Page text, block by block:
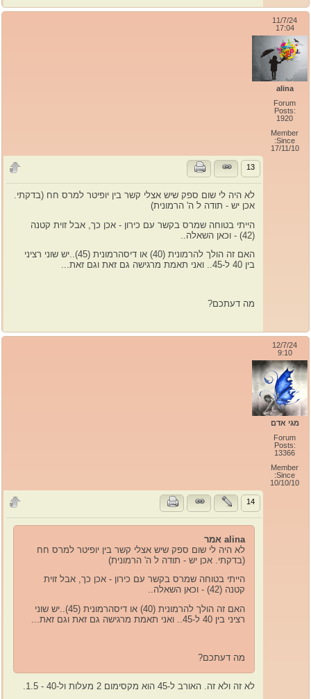
11/7/24
17:04
alina
Forum
Posts:
1920
Member
Since:
17/11/10
13
לא היה לי שום ספק שיש אצלי קשר בין יופיטר למרס חח (בדקתי.
אכן יש - תודה ל ה' הרמונית)
הייתי בטוחה שמרס בקשר עם כירון - אכן כך, אבל זוית קטנה
(42) - וכאן השאלה..
האם זה הולך להרמונית (40) או דיסהרמונית (45)..יש שוני רציני
בין 40 ל-45.. ואני תאמת מרגישה גם זאת וגם זאת...
מה דעתכם?
12/7/24
9:10
מגי אדם
Forum
Posts:
13366
Member
Since:
10/10/10
14
alina אמר
לא היה לי שום ספק שיש אצלי קשר בין יופיטר למרס חח
(בדקתי. אכן יש - תודה ל ה' הרמונית)
הייתי בטוחה שמרס בקשר עם כירון - אכן כך, אבל זוית
קטנה (42) - וכאן השאלה..
האם זה הולך להרמונית (40) או דיסהרמונית (45)..יש שוני
רציני בין 40 ל-45.. ואני תאמת מרגישה גם זאת וגם זאת...
מה דעתכם?
לא זה ולא זה. האורב ל-45 הוא מקסימום 2 מעלות ול-40 - 1.5.